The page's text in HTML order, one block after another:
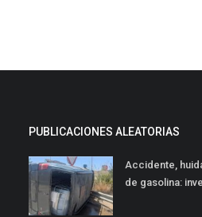
PUBLICACIONES ALEATORIAS
Accidente,
de gasolina: